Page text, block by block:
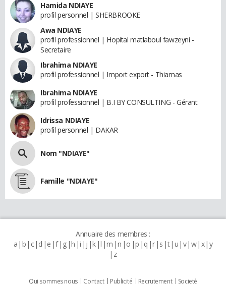
Hamida NDIAYE
profil personnel | SHERBROOKE
Awa NDIAYE
profil professionnel | Hopital matlaboul fawzeyni -
Secretaire
Ibrahima NDIAYE
profil professionnel | Import export - Thiamas
Ibrahima NDIAYE
profil professionnel | B.I BY CONSULTING - Gérant
Idrissa NDIAYE
profil personnel | DAKAR
Nom "NDIAYE"
Famille "NDIAYE"
Annuaire des membres :
a b c d e f g h i j k l m n o p q r s t u v w x y
z
Qui sommes nous Contact Publicité Recrutement Societé